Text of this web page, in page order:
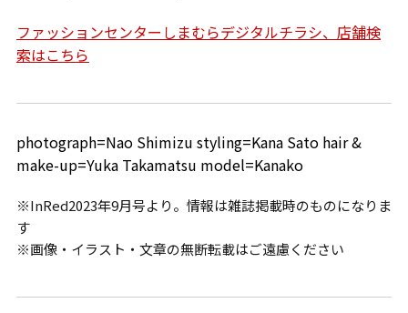
ファッションセンターしまむらデジタルチラシ、店舗検
索はこちら
photograph=Nao Shimizu styling=Kana Sato hair &
make-up=Yuka Takamatsu model=Kanako
※InRed2023年9月号より。情報は雑誌掲載時のものになりま
す
※画像・イラスト・文章の無断転載はご遠慮ください